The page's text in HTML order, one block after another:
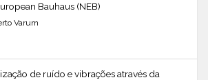
Bauhaus (NEB)
Varum
de ruído e vibrações através da